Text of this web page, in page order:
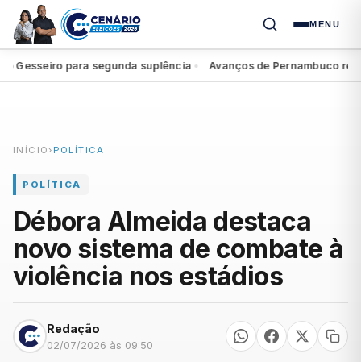
MENU
para segunda suplência● Avanços de Pernambuco
INÍCIO › POLÍTICA
POLÍTICA
Débora Almeida destaca
novo sistema de combate à
violência nos estádios
Redação
02/07/2026 às 09:50